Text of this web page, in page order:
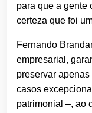
para que a gente
certeza que foi
Fernando
empresarial,
preservar
casos
patrimonial –, ao